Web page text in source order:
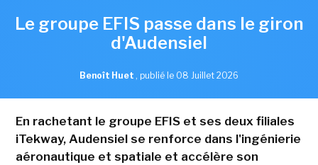
Le groupe EFIS passe dans le giron
d'Audensiel
Benoît Huet , publié le 08 Juillet 2026
En rachetant le groupe EFIS et ses deux filiales
iTekway, Audensiel se renforce dans l'ingénierie
aéronautique et spatiale et accélère son